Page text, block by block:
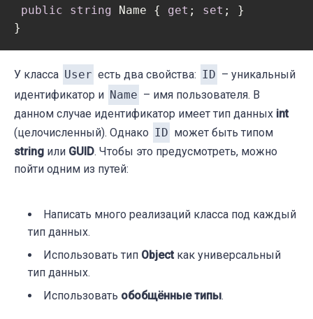
public
string Name { get ; set ; }
}
У класса User есть два свойства: ID – уникальный
идентификатор и Name – имя пользователя. В
данном случае идентификатор имеет тип данных int
(целочисленный). Однако ID может быть типом
string или GUID. Чтобы это предусмотреть, можно
пойти одним из путей:
Написать много реализаций класса под каждый
тип данных.
Использовать тип Objectкак универсальный
тип данных.
Использовать обобщённые типы.